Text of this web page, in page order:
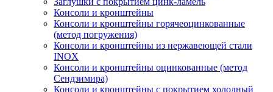
Консоли и кронштейны
Консоли и кронштейны горячеоцинкованные
(метод погружения)
Консоли и кронштейны из нержавеющей стали
INOX
Консоли и кронштейны оцинкованные (метод
Сендзимира)
Консоли и кронштейны с покрытием холодный